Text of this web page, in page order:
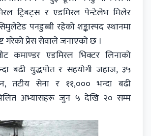
ट्रिबट्स र एडमिरल पेन्टेलेभ मिलेर
पनडुब्बी रहेको शङ्कास्पद स्थानमा
गरेको प्रेस सेवाले जनाएको छ ।
कमाण्डर एडमिरल भिक्टर लिनाको
बढी युद्धपोत र सहयोगी जहाज, ३५
तटीय सेना र ११,००० भन्दा बढी
अभ्यासहरू जुन ५ देखि २० सम्म